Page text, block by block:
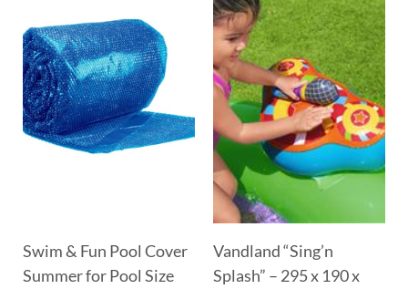
Swim & Fun Pool Cover
Summer for Pool Size
Vandland “Sing’n
Splash” – 295 x 190 x